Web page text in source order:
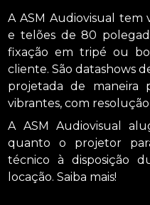
A ASM Audiovisual tem
e telões de 80
fixação em tripé ou
cliente. São datashows
projetada de maneira
vibrantes, com
A ASM Audiovisual
quanto o projetor
técnico à disposição
locação. Saiba mais!